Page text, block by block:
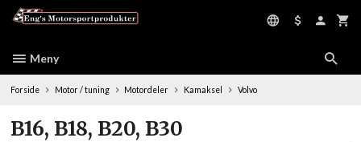
Meny
Forside Motor / tuning Motordeler Kamaksel Volvo
B16, B18, B20, B30